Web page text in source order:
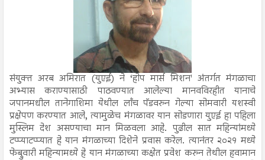
संयुक्त अरब अमिरात (युएई) ने ‘होप मार्स मिशन' अंतर्गत मंगळाचा
अभ्यास कराण्यासाठी पाठवण्यात आलेल्या मानवविरहीत यानाचे
जपानमधील तानेगाशिमा येथील लाँच पॅडवरुन गेल्या सोमवारी यशस्वी
प्रक्षेपण करण्यात आले, त्यामुळेच मंगळावर यान सोडणारा युएई हा पहिला
मुस्लिम देश असण्याचा मान मिळवला आहे. पुढील सात महिन्यांमध्ये
टप्प्याटप्प्यात हे यान मंगळाच्या दिशेने प्रवास करेल. त्यानंतर २०२१ मध्ये
फेब्रुवारी महिन्यामध्ये हे यान मंगळाच्या कक्षेत प्रवेश करुन तेथील हवामान